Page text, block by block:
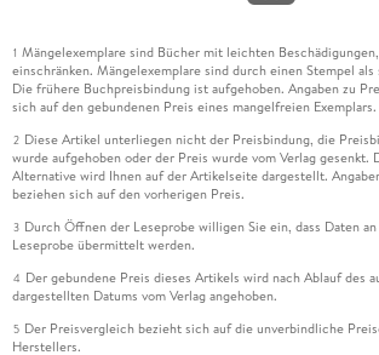
1 Mängelexemplare sind Bücher mit leichten
einschränken. Mängelexemplare sind durch einen Stempel
Die frühere Buchpreisbindung ist aufgehoben. Angaben zu
sich auf den gebundenen Preis eines mangelfreien Exemplars.
2 Diese Artikel unterliegen nicht der Preisbindung, die
wurde aufgehoben oder der Preis wurde vom Verlag
Alternative wird Ihnen auf der Artikelseite dargestellt.
beziehen sich auf den vorherigen Preis.
3 Durch Öffnen der Leseprobe willigen Sie ein, dass Daten
Leseprobe übermittelt werden.
4 Der gebundene Preis dieses Artikels wird nach Ablauf des
dargestellten Datums vom Verlag angehoben.
5 Der Preisvergleich bezieht sich auf die unverbindliche
Herstellers.